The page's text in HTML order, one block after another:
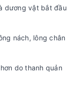
dương vật bắt đầu
nách, lông chân
do thanh quản